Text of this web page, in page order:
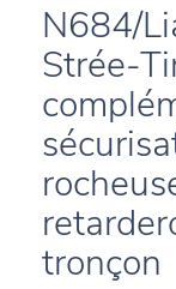
N684/
Strée-
tronçon